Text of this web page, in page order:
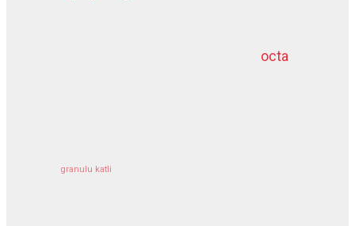
octa
granulu katli
dziļurbums